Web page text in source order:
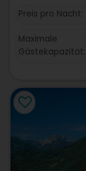
Preis pro Nacht:
Maximale
Gästekapazität: